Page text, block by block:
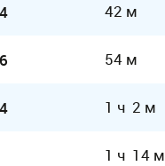
42 м
54 м
1 ч 2 м
1 ч 14 м